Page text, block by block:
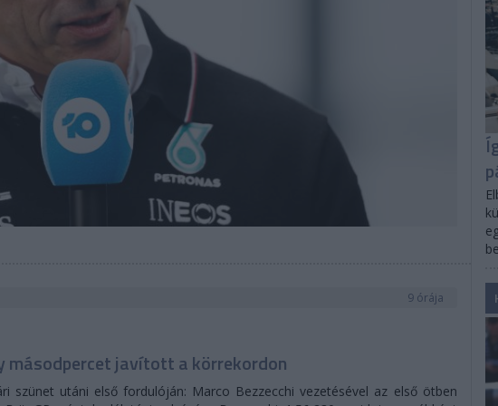
9 órája
másodpercet javított a körrekordon
szünet utáni első fordulóján: Marco Bezzecchi vezetésével az első ötben